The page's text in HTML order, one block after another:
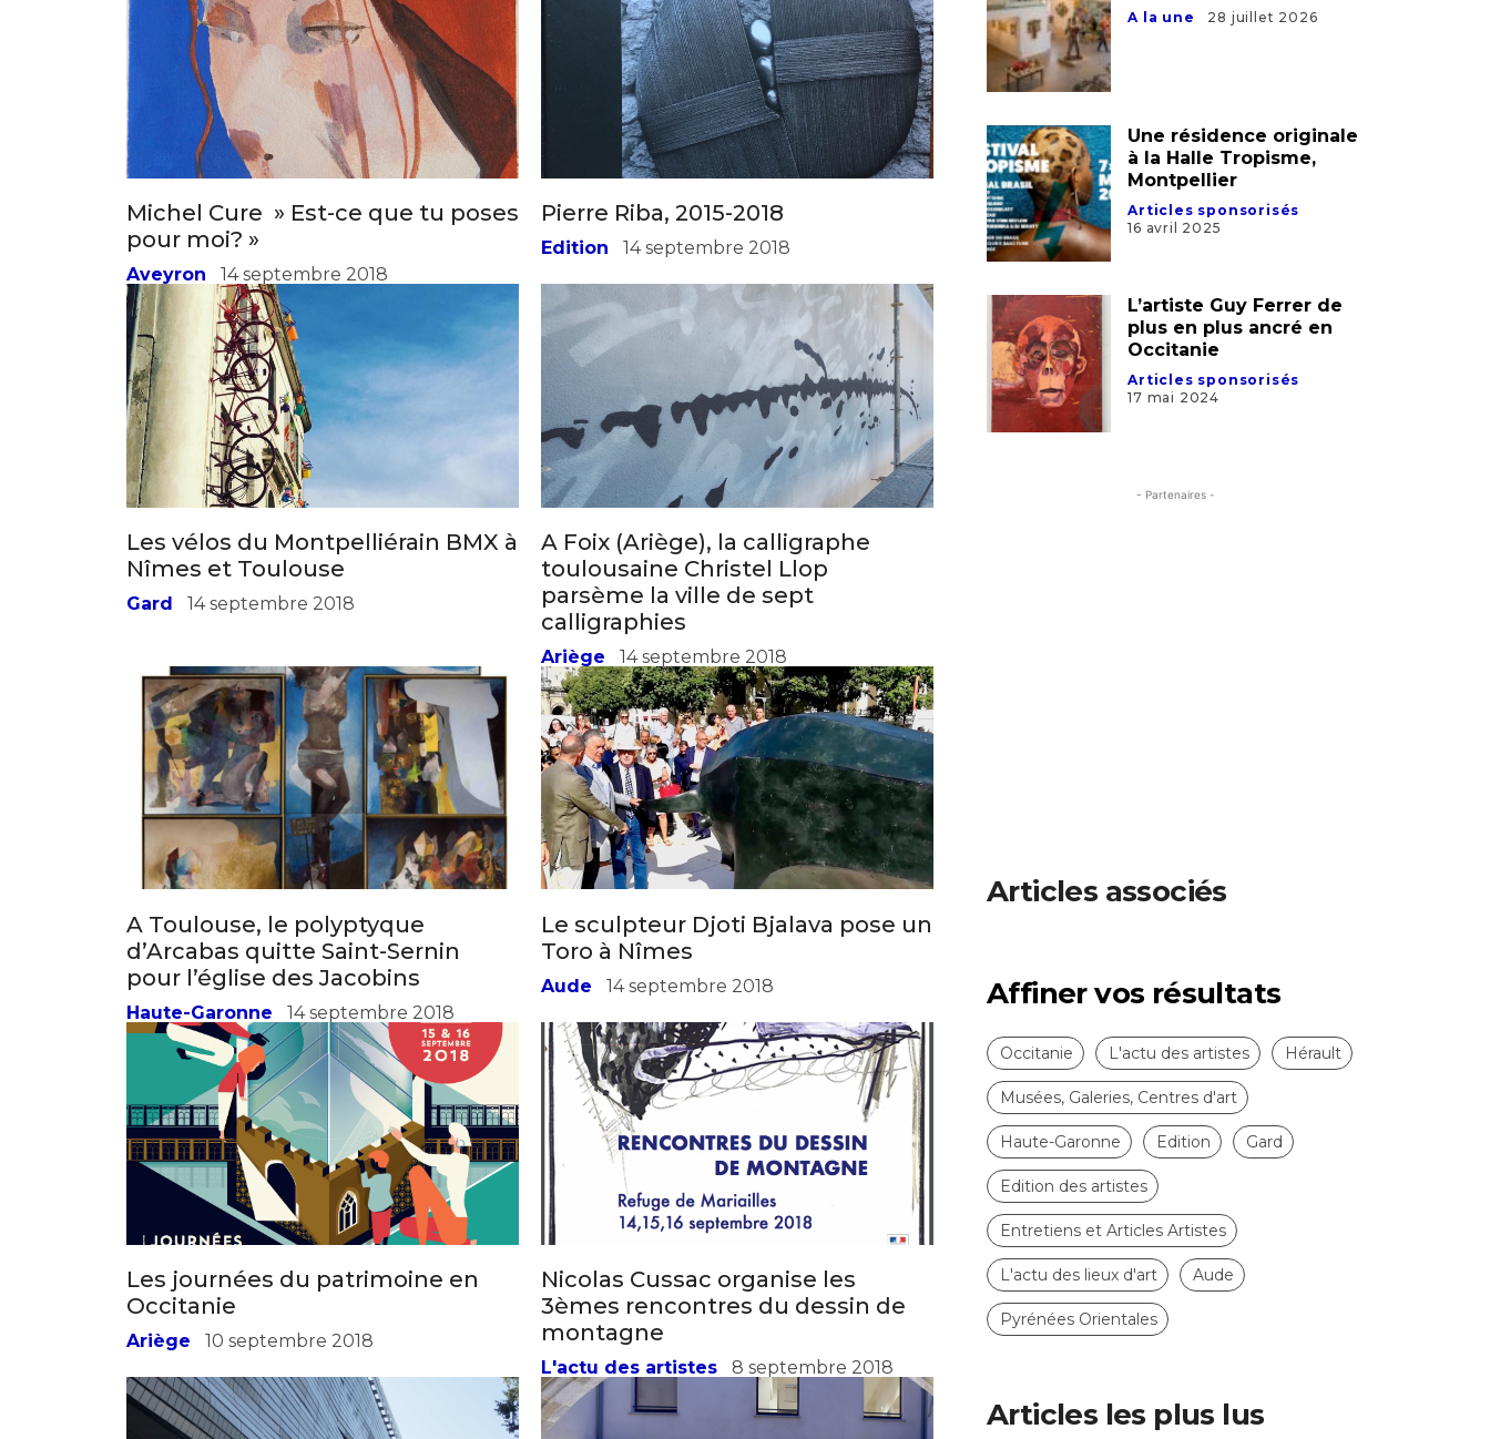
Adresse email*
Statut / Organisation
J'accepte les termes et conditions
* Champ obligatoire
Prénom
Statut / Organisation
J'accepte les termes et conditions
* Champ obligatoire
Michel Cure » Est-ce que tu poses
pour moi? »
Aveyron 14 septembre 2018
Pierre Riba, 2015-2018
Edition 14 septembre 2018
Les vélos du Montpelliérain BMX à
Nîmes et Toulouse
Gard 14 septembre 2018
A Foix (Ariège), la calligraphe
toulousaine Christel Llop
parsème la ville de sept
calligraphies
Ariège 14 septembre 2018
A Toulouse, le polyptyque
d’Arcabas quitte Saint-Sernin
pour l’église des Jacobins
Haute-Garonne 14 septembre 2018
Le sculpteur Djoti Bjalava pose un
Toro à Nîmes
Aude 14 septembre 2018
Les journées du patrimoine en
Occitanie
Ariège 10 septembre 2018
Nicolas Cussac organise les
3èmes rencontres du dessin de
montagne
L'actu des artistes 8 septembre 2018
A la une 28 juillet 2026
Une résidence originale
à la Halle Tropisme,
Montpellier
Articles sponsorisés
16 avril 2025
L’artiste Guy Ferrer de
plus en plus ancré en
Occitanie
Articles sponsorisés
17 mai 2024
- Partenaires -
Articles associés
Affiner vos résultats
Occitanie L'actu des artistes Hérault
Musées, Galeries, Centres d'art
Haute-Garonne Edition Gard
Edition des artistes
Entretiens et Articles Artistes
L'actu des lieux d'art Aude
Pyrénées Orientales
Articles les plus lus